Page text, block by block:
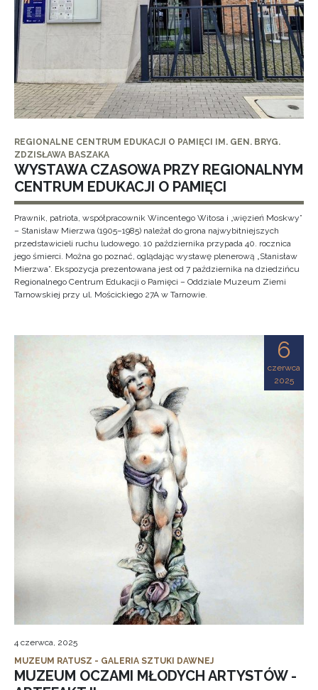
REGIONALNE CENTRUM EDUKACJI O PAMIĘCI IM. GEN. BRYG.
ZDZISŁAWA BASZAKA
WYSTAWA CZASOWA PRZY REGIONALNYM
CENTRUM EDUKACJI O PAMIĘCI
Prawnik, patriota, współpracownik Wincentego Witosa i „więzień Moskwy”
– Stanisław Mierzwa (1905–1985) należał do grona najwybitniejszych
przedstawicieli ruchu ludowego. 10 października przypada 40. rocznica
jego śmierci. Można go poznać, oglądając wystawę plenerową „Stanisław
Mierzwa”. Ekspozycja prezentowana jest od 7 października na dziedzińcu
Regionalnego Centrum Edukacji o Pamięci – Oddziale Muzeum Ziemi
Tarnowskiej przy ul. Mościckiego 27A w Tarnowie.
6
czerwca
2025
4 czerwca, 2025
MUZEUM RATUSZ - GALERIA SZTUKI DAWNEJ
MUZEUM OCZAMI MŁODYCH ARTYSTÓW -